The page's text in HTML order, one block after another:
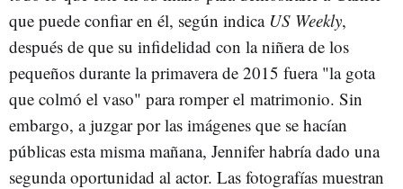
que puede confiar en él, según indica US Weekly,
después de que su infidelidad con la niñera de los
pequeños durante la primavera de 2015 fuera "la gota
que colmó el vaso" para romper el matrimonio. Sin
embargo, a juzgar por las imágenes que se hacían
públicas esta misma mañana, Jennifer habría dado una
segunda oportunidad al actor. Las fotografías muestran